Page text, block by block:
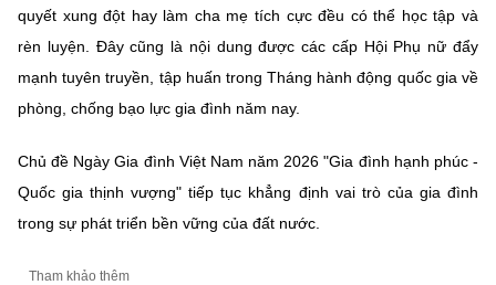
quyết xung đột hay làm cha mẹ tích cực đều có thể học tập và
rèn luyện. Đây cũng là nội dung được các cấp Hội Phụ nữ đẩy
mạnh tuyên truyền, tập huấn trong Tháng hành động quốc gia về
phòng, chống bạo lực gia đình năm nay.
Chủ đề Ngày Gia đình Việt Nam năm 2026 "Gia đình hạnh phúc -
Quốc gia thịnh vượng" tiếp tục khẳng định vai trò của gia đình
trong sự phát triển bền vững của đất nước.
Tham khảo thêm